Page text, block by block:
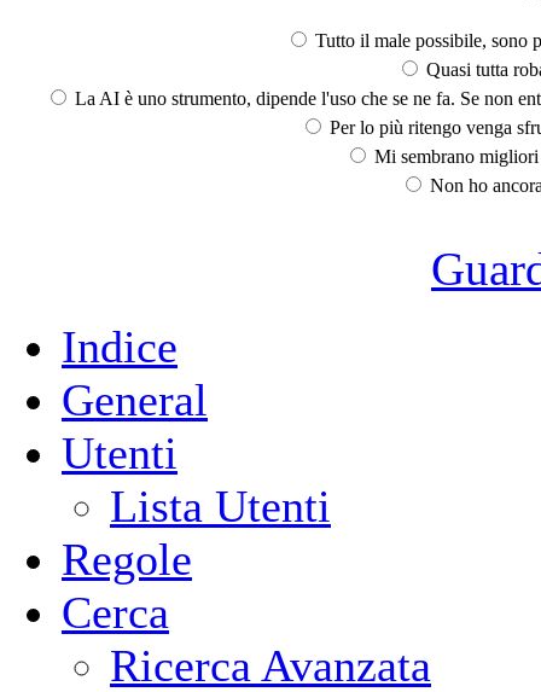
Tutto il male possibile, sono
Quasi tutta
La AI è uno strumento, dipende l'uso che se ne fa. Se non
Per lo più ritengo venga
Mi sembrano
Non ho
Indice
General
Utenti
Lista Utenti
Regole
Cerca
Ricerca Avanzata